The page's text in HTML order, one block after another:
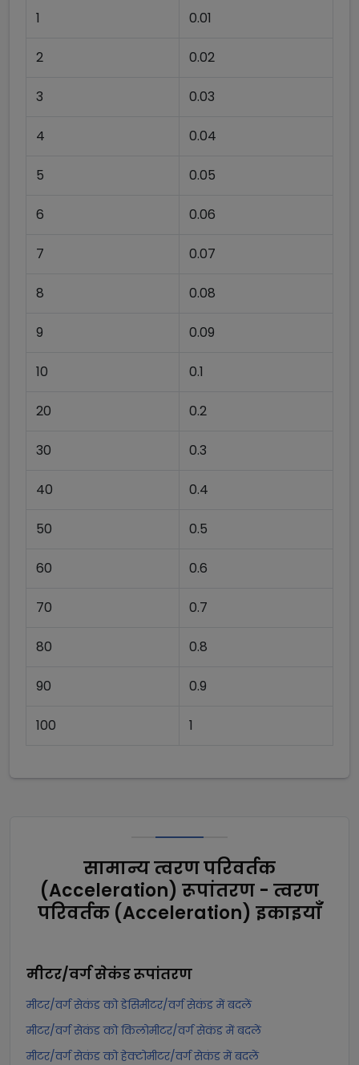
1 0.01
2 0.02
3 0.03
4 0.04
5 0.05
6 0.06
7 0.07
8 0.08
9 0.09
10 0.1
20 0.2
30 0.3
40 0.4
50 0.5
60 0.6
70 0.7
80 0.8
90 0.9
100 1
सामान्य त्वरण परिवर्तक
(Acceleration) रूपांतरण - त्वरण
परिवर्तक (Acceleration) इकाइयाँ
मीटर/वर्ग सेकंडरूपांतरण
मीटर/वर्ग सेकंड को डेसिमीटर/वर्ग सेकंड में बदलें
मीटर/वर्ग सेकंड को किलोमीटर/वर्ग सेकंड में बदलें
मीटर/वर्ग सेकंड को हेक्टोमीटर/वर्ग सेकंड में बदलें